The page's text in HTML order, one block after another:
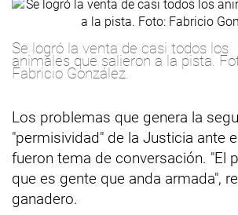
Se logró la venta de casi todos los
animales que salieron a la pista.
Fabricio González.
Los problemas que genera la
"permisividad" de la Justicia ante
fueron tema de conversación. "El
que es gente que anda armada",
ganadero.